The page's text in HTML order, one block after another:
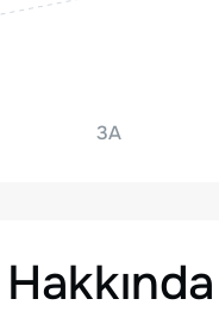
3A
Hakkında